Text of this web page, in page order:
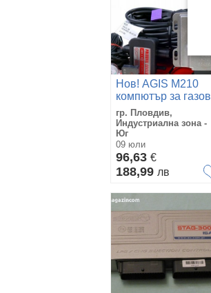
Нов! AGIS M210
компютър за газов
инжекцион 4цил.
gazov injekcion
гр. Пловдив,
Индустриална зона -
Юг
09 юли
96,63 €
188,99 лв